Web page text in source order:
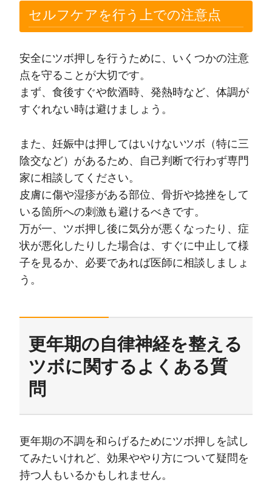
セルフケアを行う上での注意点
安全にツボ押しを行うために、いくつかの注意
点を守ることが大切です。
まず、食後すぐや飲酒時、発熱時など、体調が
すぐれない時は避けましょう。
また、妊娠中は押してはいけないツボ（特に三
陰交など）があるため、自己判断で行わず専門
家に相談してください。
皮膚に傷や湿疹がある部位、骨折や捻挫をして
いる箇所への刺激も避けるべきです。
万が一、ツボ押し後に気分が悪くなったり、症
状が悪化したりした場合は、すぐに中止して様
子を見るか、必要であれば医師に相談しましょ
う。
更年期の自律神経を整える
ツボに関するよくある質
問
更年期の不調を和らげるためにツボ押しを試し
てみたいけれど、効果ややり方について疑問を
持つ人もいるかもしれません。